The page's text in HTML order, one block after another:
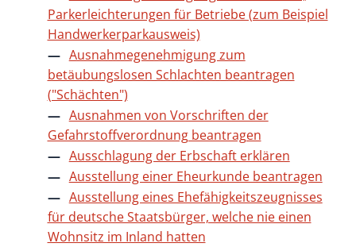
Parkerleichterungen für Betriebe (zum Beispiel
Handwerkerparkausweis)
Ausnahmegenehmigung zum
betäubungslosen Schlachten beantragen
("Schächten")
Ausnahmen von Vorschriften der
Gefahrstoffverordnung beantragen
Ausschlagung der Erbschaft erklären
Ausstellung einer Eheurkunde beantragen
Ausstellung eines Ehefähigkeitszeugnisses
für deutsche Staatsbürger, welche nie einen
Wohnsitz im Inland hatten